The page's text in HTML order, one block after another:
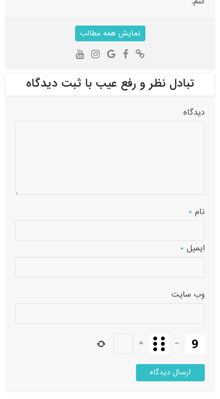
نمایش همه مطالب
تبادل نظر و رفع عیب با ثبت دیدگاه
دیدگاه
نام*
ایمیل*
وب‌ سایت
−
=